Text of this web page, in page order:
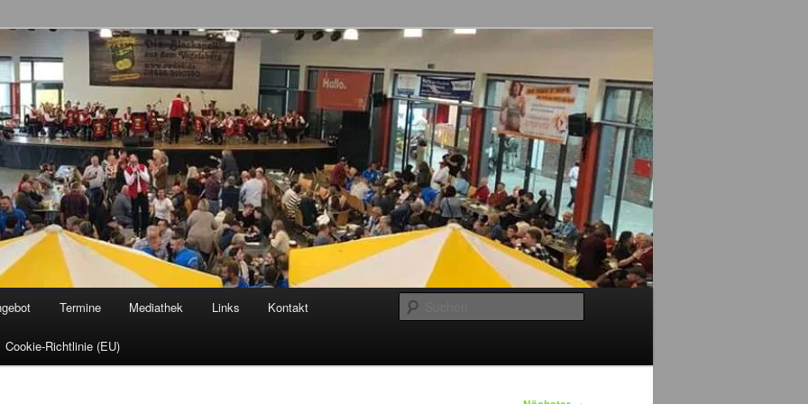
Dicke Backe Kapell'
Termine Mediathek Links Kontakt
Cookie-Richtlinie (EU)